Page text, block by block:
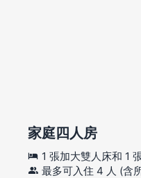
家庭四人房
1 張加大雙人床和 1
最多可入住 4 人 (含